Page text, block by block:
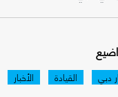
دبي القيادة الأخبار